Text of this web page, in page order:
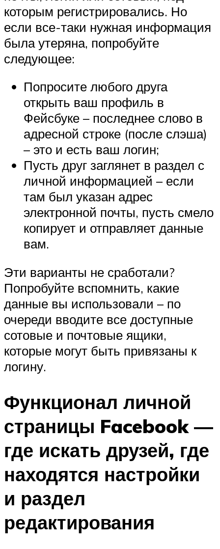
которым регистрировались. Но
если все-таки нужная информация
была утеряна, попробуйте
следующее:
Попросите любого друга
открыть ваш профиль в
Фейсбуке – последнее слово в
адресной строке (после слэша)
– это и есть ваш логин;
Пусть друг заглянет в раздел с
личной информацией – если
там был указан адрес
электронной почты, пусть смело
копирует и отправляет данные
вам.
Эти варианты не сработали?
Попробуйте вспомнить, какие
данные вы использовали – по
очереди вводите все доступные
сотовые и почтовые ящики,
которые могут быть привязаны к
логину.
Функционал личной
страницы Facebook —
где искать друзей, где
находятся настройки
и раздел
редактирования